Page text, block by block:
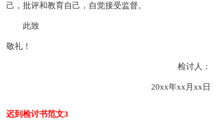
己，批评和教育自己，自觉接受监督。
此致
敬礼！
检讨人：
20xx年xx月xx日
迟到检讨书范文3